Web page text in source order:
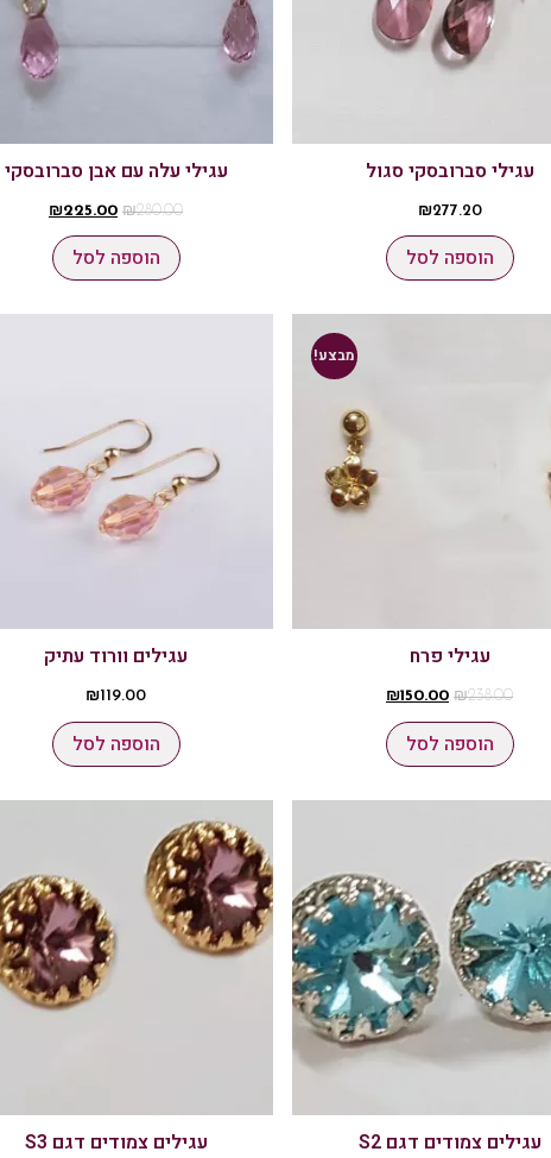
עגילי סברובסקי סגול
₪277.20
הוספה לסל
עגילי עלה עם אבן סברובסקי
₪280.00
₪225.00
הוספה לסל
מבצע!
עגילי פרח
₪238.00
₪150.00
הוספה לסל
עגילים וורוד עתיק
₪119.00
הוספה לסל
עגילים צמודים דגם S2 עגילים צמודים דגם S3